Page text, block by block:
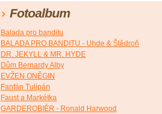
Fotoalbum
Balada pro banditu
BALADA PRO BANDITU - Uhde & Štědroň
DR. JEKYLL & MR. HYDE
Dům Bernardy Alby
EVŽEN ONĚGIN
Fanfán Tulipán
Faust a Markétka
GARDEROBIÉR - Ronald Harwood